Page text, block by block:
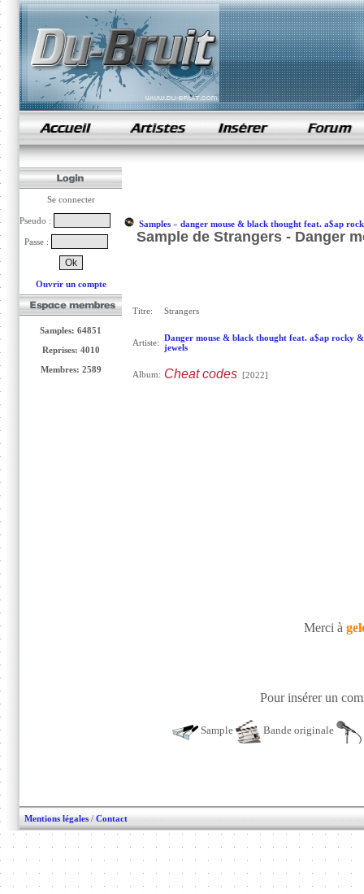
samples de rap
Se connecter
Pseudo :
Passe :
Ouvrir un compte
Samples: 64851
Reprises: 4010
Membres: 2589
Samples» danger mouse & black thought feat. a$ap
Sample de Strangers - Danger
Titre: Strangers
Artiste: Danger mouse & black thought feat. a$ap rocky
jewels
Album: Cheat codes[2022]
Merci à
Pour insérer un
Sample Bande originale
Mentions légales / Contact